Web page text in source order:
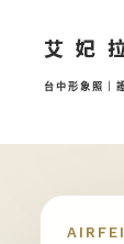
內
艾妃
台中形象照｜